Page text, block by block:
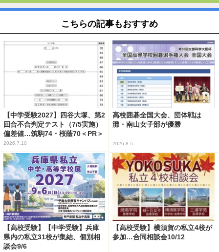
こちらの記事もおすすめ
【中学受験2027】四谷大塚、第2
回合不合判定テスト（7/5実施）
偏差値…筑駒74・桜蔭70＜PR＞
2026.7.10
高校囲碁全国大会、団体戦は
灘・南山女子部が優勝
2026.8.5
【高校受験】【中学受験】兵庫
県内の私立31校が集結、個別相
談会9/6
【高校受験】横須賀の私立4校が
参加…合同相談会10/12